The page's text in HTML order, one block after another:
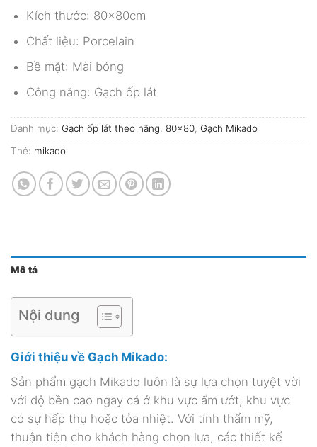
Kích thước: 80x80cm
Chất liệu: Porcelain
Bề mặt: Mài bóng
Công năng: Gạch ốp lát
Danh mục: Gạch ốp lát theo hãng 80x80 Gạch Mikado
Thẻ: mikado
Mô tả
Nội dung
Giới thiệu về Gạch Mikado:
Sản phẩm gạch Mikado luôn là sự lựa chọn tuyệt vời
với độ bền cao ngay cả ở khu vực ẩm ướt, khu vực
có sự hấp thụ hoặc tỏa nhiệt. Với tính thẩm mỹ,
thuận tiện cho khách hàng chọn lựa, các thiết kế